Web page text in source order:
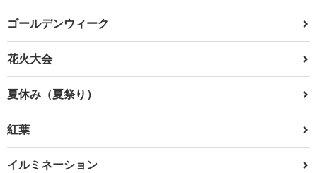
ゴールデンウィーク
花火大会
夏休み（夏祭り）
紅葉
イルミネーション